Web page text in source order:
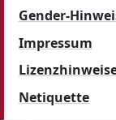
Gender-
Impressum
Netiquette